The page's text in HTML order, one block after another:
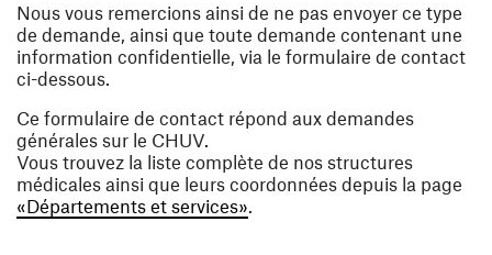
Nous vous remercions ainsi de ne pas envoyer ce type
de demande, ainsi que toute demande contenant une
information confidentielle, via le formulaire de contact
ci-dessous.
Ce formulaire de contact répond aux demandes
générales sur le CHUV.
Vous trouvez la liste complète de nos structures
médicales ainsi que leurs coordonnées depuis la page
«Départements et services».